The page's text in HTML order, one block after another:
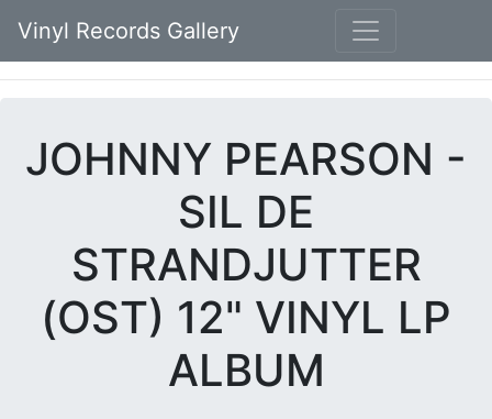
Vinyl Records Gallery
JOHNNY PEARSON -
SIL DE
STRANDJUTTER
(OST) 12" VINYL LP
ALBUM